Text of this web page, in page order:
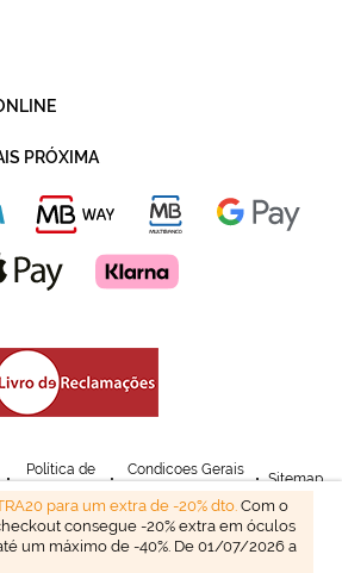
para um extra de -20% dto. Com o
consegue -20% extra em óculos
um máximo de -40%. De 01/07/2026 a
PRÓXIMA
Política de
Cookies
Condicoes Gerais
de Venda
Sitemap
© Mais Optica. 2026